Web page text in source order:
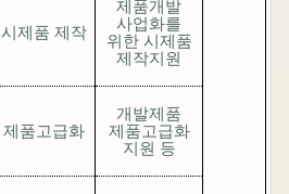
시제품 제작
제품개발
사업화를
위한 시제품
제작지원
제품고급화
개발제품
제품고급화
지원 등